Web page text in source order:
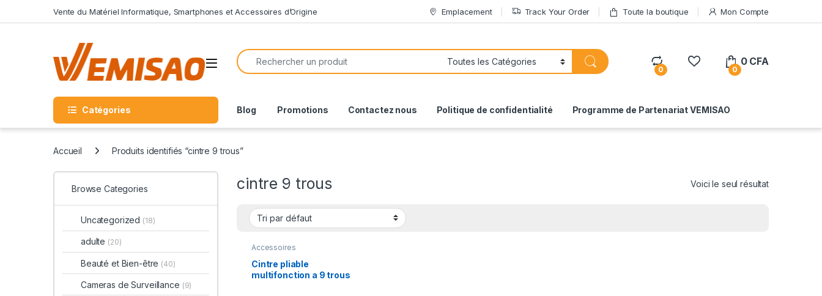
Vente du Matériel Informatique, Smartphones et Accessoires d’Origine Emplacement Track Your Order Toute la boutique Mon Compte
Open
Search for:
0 0
0 CFA
Catégories Blog Promotions Contactez nous Politique de confidentialité Programme de Partenariat VEMISAO
Accueil Produits identifiés “cintre 9 trous”
cintre 9 trous Voici le seul résultat
Accessoires
Cintre pliable
multifonction a 9 trous
Browse Categories
Uncategorized (18)
adulte (20)
Beauté et Bien-être (40)
Cameras de Surveillance (9)